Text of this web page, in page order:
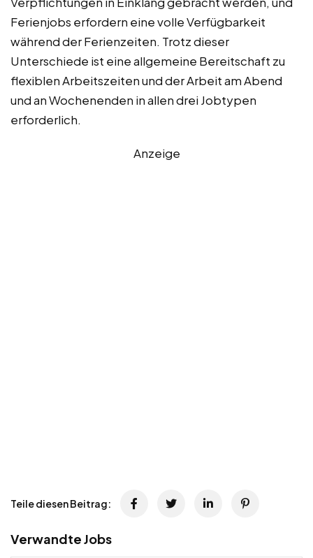
Ferienjobs erfordern eine volle Verfügbarkeit
während der Ferienzeiten. Trotz dieser
Unterschiede ist eine allgemeine Bereitschaft zu
flexiblen Arbeitszeiten und der Arbeit am Abend
und an Wochenenden in allen drei Jobtypen
erforderlich.
Anzeige
Teile diesen Beitrag:
Verwandte Jobs